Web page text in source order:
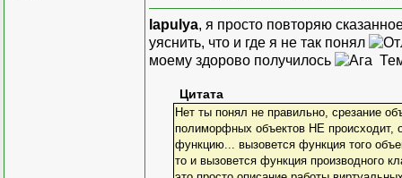
lapulya, я просто повторяю
уяснить, что и где я не так понял
моему здорово получилось
Цитата
Нет ты понял не правильно, срезание
полиморфных объектов НЕ происходит,
функцию... вызовется функция того
то и вызовется функция производного